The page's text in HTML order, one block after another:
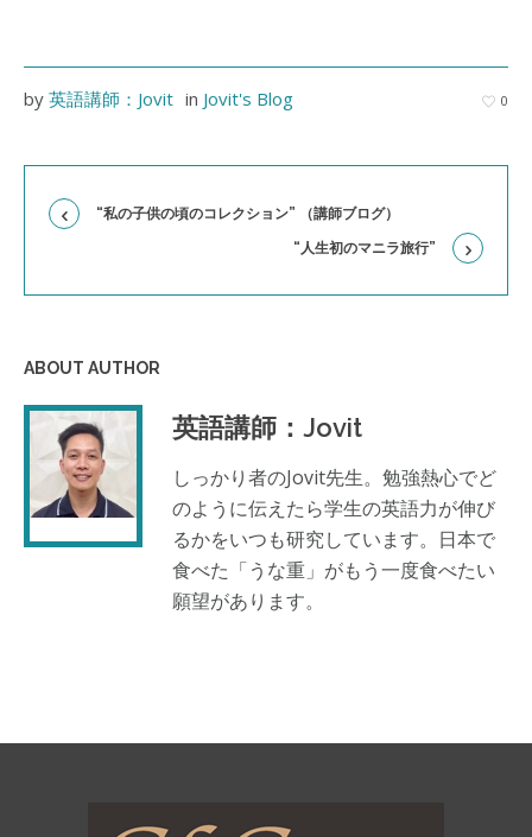
0
by 英語講師：Jovit in Jovit's Blog
“私の子供の頃のコレクション” （講師ブログ）
“人生初のマニラ旅行”
ABOUT AUTHOR
英語講師：Jovit
しっかり者のJovit先生。勉強熱心でど
のように伝えたら学生の英語力が伸び
るかをいつも研究しています。日本で
食べた「うな重」がもう一度食べたい
願望があります。